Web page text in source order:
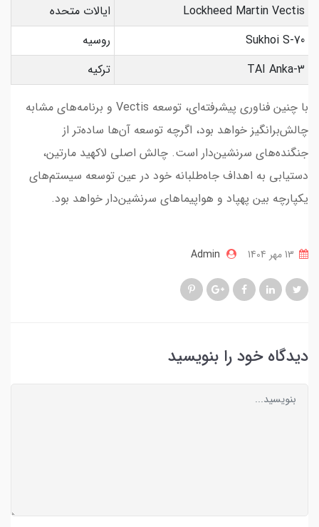
Lockheed Martin Vectis
ایالات متحده
Sukhoi S-70
روسیه
TAI Anka-3
ترکیه
با چنین فناوری پیشرفته‌ای، توسعه Vectis و برنامه‌های مشابه
چالش‌برانگیز خواهد بود، اگرچه توسعه آن‌ها ساده‌تر از
جنگنده‌های سرنشین‌دار است. چالش اصلی لاکهید مارتین،
دستیابی به اهداف جاه‌طلبانه خود در عین توسعه سیستم‌های
یکپارچه بین پهپاد و هواپیماهای سرنشین‌دار خواهد بود.
Admin
دیدگاه خود را بنویسید